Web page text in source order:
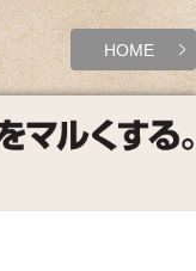
HOME